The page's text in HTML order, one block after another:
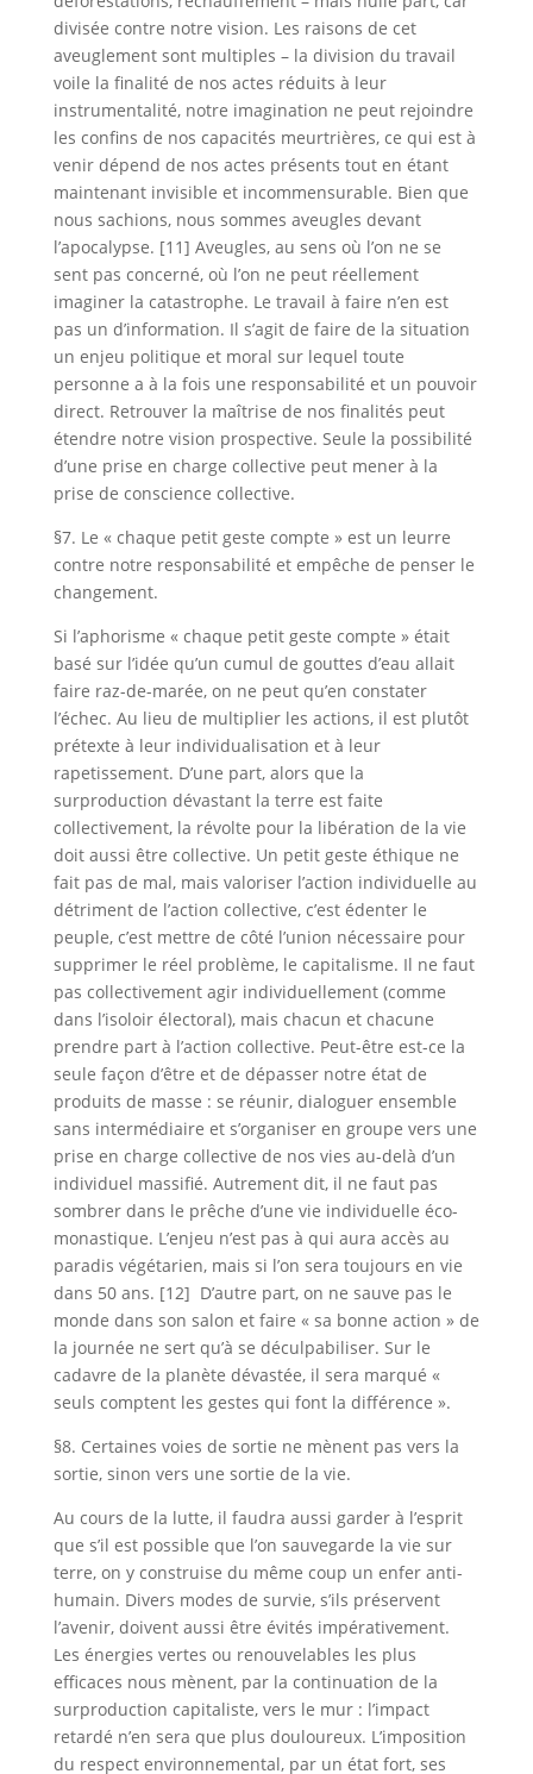
divisée contre notre vision. Les raisons de cet
aveuglement sont multiples – la division du travail
voile la finalité de nos actes réduits à leur
instrumentalité, notre imagination ne peut rejoindre
les confins de nos capacités meurtrières, ce qui est à
venir dépend de nos actes présents tout en étant
maintenant invisible et incommensurable. Bien que
nous sachions, nous sommes aveugles devant
l’apocalypse. [11] Aveugles, au sens où l’on ne se
sent pas concerné, où l’on ne peut réellement
imaginer la catastrophe. Le travail à faire n’en est
pas un d’information. Il s’agit de faire de la situation
un enjeu politique et moral sur lequel toute
personne a à la fois une responsabilité et un pouvoir
direct. Retrouver la maîtrise de nos finalités peut
étendre notre vision prospective. Seule la possibilité
d’une prise en charge collective peut mener à la
prise de conscience collective.
§7. Le « chaque petit geste compte » est un leurre
contre notre responsabilité et empêche de penser le
changement.
Si l’aphorisme « chaque petit geste compte » était
basé sur l’idée qu’un cumul de gouttes d’eau allait
faire raz-de-marée, on ne peut qu’en constater
l’échec. Au lieu de multiplier les actions, il est plutôt
prétexte à leur individualisation et à leur
rapetissement. D’une part, alors que la
surproduction dévastant la terre est faite
collectivement, la révolte pour la libération de la vie
doit aussi être collective. Un petit geste éthique ne
fait pas de mal, mais valoriser l’action individuelle au
détriment de l’action collective, c’est édenter le
peuple, c’est mettre de côté l’union nécessaire pour
supprimer le réel problème, le capitalisme. Il ne faut
pas collectivement agir individuellement (comme
dans l’isoloir électoral), mais chacun et chacune
prendre part à l’action collective. Peut-être est-ce la
seule façon d’être et de dépasser notre état de
produits de masse : se réunir, dialoguer ensemble
sans intermédiaire et s’organiser en groupe vers une
prise en charge collective de nos vies au-delà d’un
individuel massifié. Autrement dit, il ne faut pas
sombrer dans le prêche d’une vie individuelle éco-
monastique. L’enjeu n’est pas à qui aura accès au
paradis végétarien, mais si l’on sera toujours en vie
dans 50 ans. [12] D’autre part, on ne sauve pas le
monde dans son salon et faire « sa bonne action » de
la journée ne sert qu’à se déculpabiliser. Sur le
cadavre de la planète dévastée, il sera marqué «
seuls comptent les gestes qui font la différence ».
§8. Certaines voies de sortie ne mènent pas vers la
sortie, sinon vers une sortie de la vie.
Au cours de la lutte, il faudra aussi garder à l’esprit
que s’il est possible que l’on sauvegarde la vie sur
terre, on y construise du même coup un enfer anti-
humain. Divers modes de survie, s’ils préservent
l’avenir, doivent aussi être évités impérativement.
Les énergies vertes ou renouvelables les plus
efficaces nous mènent, par la continuation de la
surproduction capitaliste, vers le mur : l’impact
retardé n’en sera que plus douloureux. L’imposition
du respect environnemental, par un état fort, ses